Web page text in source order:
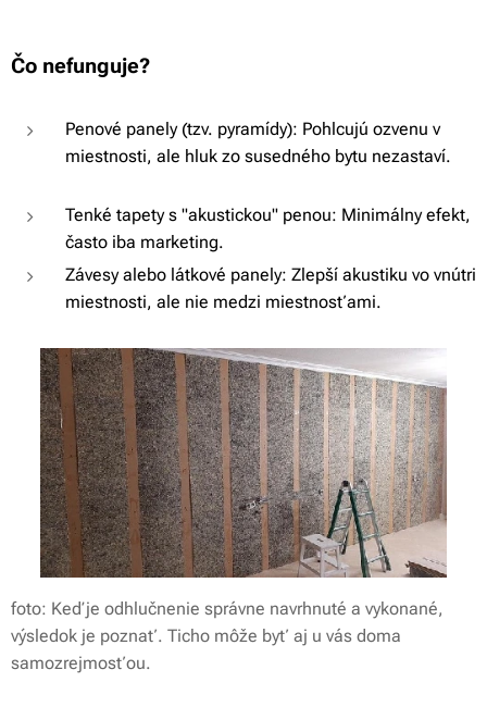
Čo nefunguje?
Penové panely (tzv. pyramídy): Pohlcujú ozvenu v
miestnosti, ale hluk zo susedného bytu nezastaví.
Tenké tapety s "akustickou" penou: Minimálny efekt,
často iba marketing.
Závesy alebo látkové panely: Zlepší akustiku vo vnútri
miestnosti, ale nie medzi miestnosťami.
foto: Keď je odhlučnenie správne navrhnuté a vykonané,
výsledok je poznať. Ticho môže byť aj u vás doma
samozrejmosťou.